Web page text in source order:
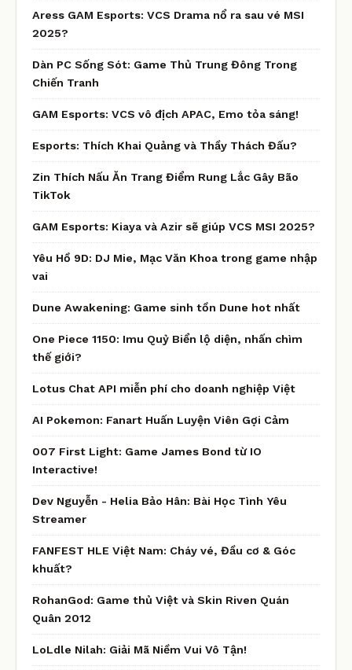
Aress GAM Esports: VCS Drama nổ ra sau vé MSI
2025?
Dàn PC Sống Sót: Game Thủ Trung Đông Trong
Chiến Tranh
GAM Esports: VCS vô địch APAC, Emo tỏa sáng!
Esports: Thích Khai Quảng và Thầy Thách Đấu?
Zin Thích Nấu Ăn Trang Điểm Rung Lắc Gây Bão
TikTok
GAM Esports: Kiaya và Azir sẽ giúp VCS MSI 2025?
Yêu Hồ 9D: DJ Mie, Mạc Văn Khoa trong game nhập
vai
Dune Awakening: Game sinh tồn Dune hot nhất
One Piece 1150: Imu Quỷ Biển lộ diện, nhấn chìm
thế giới?
Lotus Chat API miễn phí cho doanh nghiệp Việt
AI Pokemon: Fanart Huấn Luyện Viên Gợi Cảm
007 First Light: Game James Bond từ IO
Interactive!
Dev Nguyễn - Helia Bảo Hân: Bài Học Tình Yêu
Streamer
FANFEST HLE Việt Nam: Cháy vé, Đầu cơ & Góc
khuất?
RohanGod: Game thủ Việt và Skin Riven Quán
Quân 2012
LoLdle Nilah: Giải Mã Niềm Vui Vô Tận!